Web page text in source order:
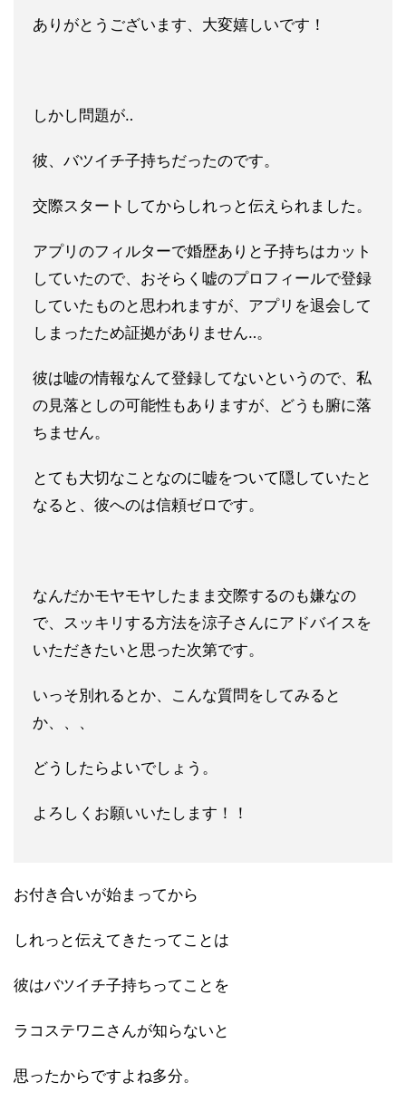
ありがとうございます、大変嬉しいです！
しかし問題が‥
彼、バツイチ子持ちだったのです。
交際スタートしてからしれっと伝えられました。
アプリのフィルターで婚歴ありと子持ちはカット
していたので、おそらく嘘のプロフィールで登録
していたものと思われますが、アプリを退会して
しまったため証拠がありません‥。
彼は嘘の情報なんて登録してないというので、私
の見落としの可能性もありますが、どうも腑に落
ちません。
とても大切なことなのに嘘をついて隠していたと
なると、彼へのは信頼ゼロです。
なんだかモヤモヤしたまま交際するのも嫌なの
で、スッキリする方法を涼子さんにアドバイスを
いただきたいと思った次第です。
いっそ別れるとか、こんな質問をしてみると
か、、、
どうしたらよいでしょう。
よろしくお願いいたします！！
お付き合いが始まってから
しれっと伝えてきたってことは
彼はバツイチ子持ちってことを
ラコステワニさんが知らないと
思ったからですよね多分。